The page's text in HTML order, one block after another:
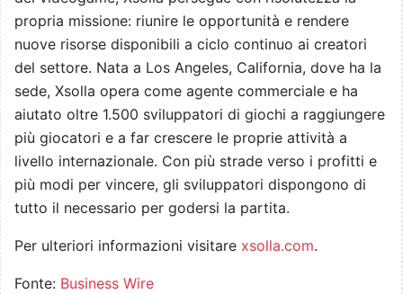
propria missione: riunire le opportunità e rendere
nuove risorse disponibili a ciclo continuo ai creatori
del settore. Nata a Los Angeles, California, dove ha la
sede, Xsolla opera come agente commerciale e ha
aiutato oltre 1.500 sviluppatori di giochi a raggiungere
più giocatori e a far crescere le proprie attività a
livello internazionale. Con più strade verso i profitti e
più modi per vincere, gli sviluppatori dispongono di
tutto il necessario per godersi la partita.
Per ulteriori informazioni visitare xsolla.com.
Fonte: Business Wire